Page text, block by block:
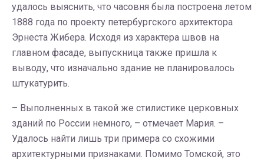
удалось выяснить, что часовня была построена летом
1888 года по проекту петербургского архитектора
Эрнеста Жибера. Исходя из характера швов на
главном фасаде, выпускница также пришла к
выводу, что изначально здание не планировалось
штукатурить.
– Выполненных в такой же стилистике церковных
зданий по России немного, – отмечает Мария. –
Удалось найти лишь три примера со схожими
архитектурными признаками. Помимо Томской, это